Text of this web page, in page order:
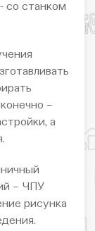
со станком
–
а
– ЧПУ
рисунка